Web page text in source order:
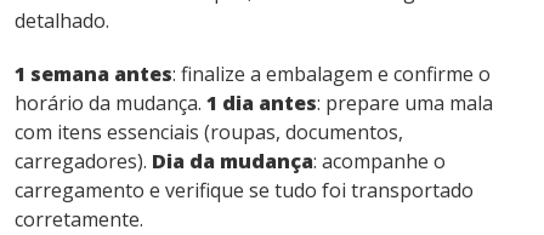
detalhado.
1 semana antes: finalize a embalagem e confirme o
horário da mudança. 1 dia antes: prepare uma mala
com itens essenciais (roupas, documentos,
carregadores). Dia da mudança: acompanhe o
carregamento e verifique se tudo foi transportado
corretamente.